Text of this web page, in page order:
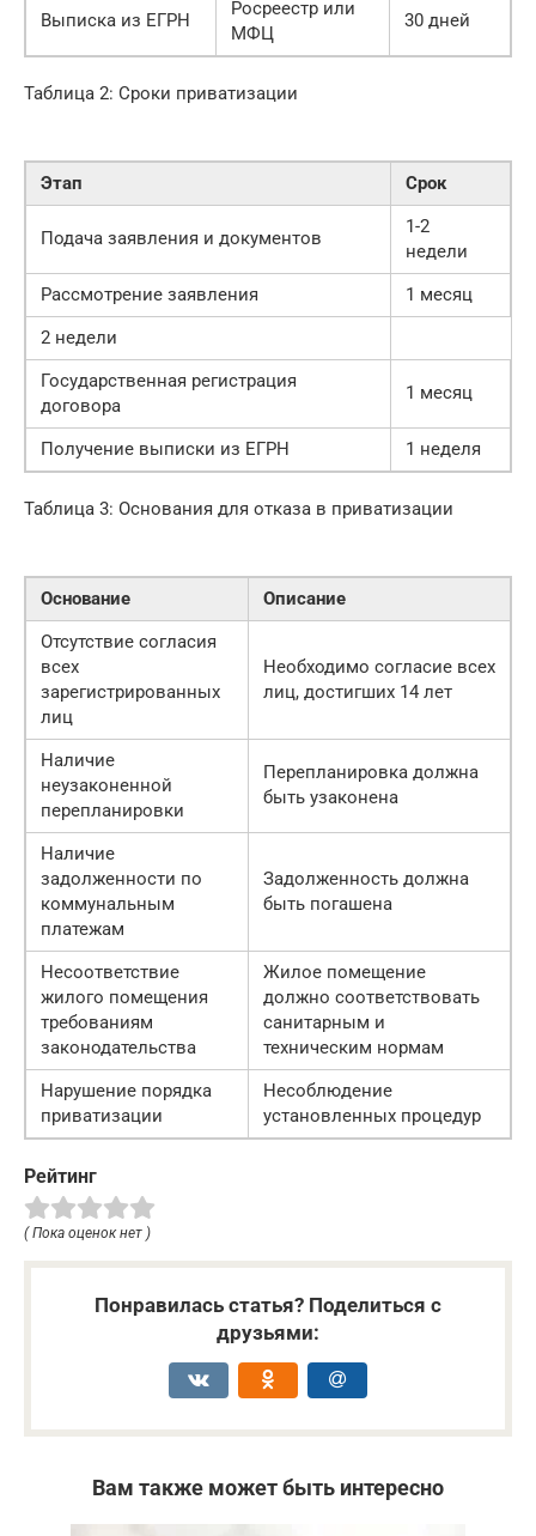
Выписка из ЕГРН
Росреестр или
МФЦ
30 дней
Таблица 2: Сроки приватизации
Этап Срок
Подача заявления и документов
1-2
недели
Рассмотрение заявления
1 месяц
2 недели
Государственная регистрация
договора
1 месяц
Получение выписки из ЕГРН 1 неделя
Таблица 3: Основания для отказа в приватизации
Основание
Описание
Отсутствие согласия
всех
зарегистрированных
лиц
Необходимо согласие всех
лиц, достигших 14 лет
Наличие
неузаконенной
перепланировки
Перепланировка должна
быть узаконена
Наличие
задолженности по
коммунальным
платежам
Задолженность должна
быть погашена
Несоответствие
жилого помещения
требованиям
законодательства
Жилое помещение
должно соответствовать
санитарным и
техническим нормам
Нарушение порядка
приватизации
Несоблюдение
установленных процедур
Рейтинг
( Пока оценок нет )
Понравилась статья? Поделиться с
друзьями:
Вам также может быть интересно